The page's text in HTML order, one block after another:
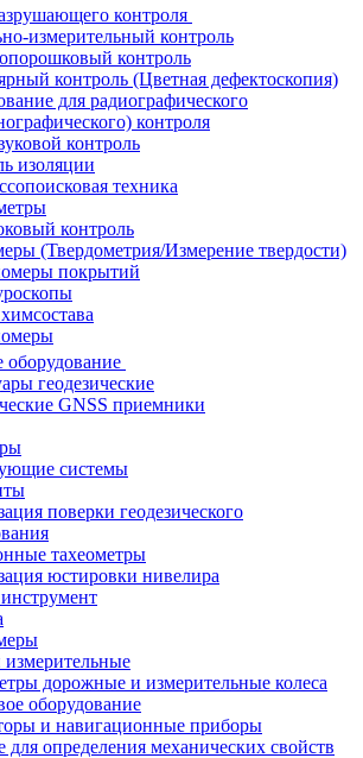
контроля
измерительный контроль
контроль
контроль (Цветная дефектоскопия)
для радиографического
контроля
контроль
изоляции
техника
контроль
(Твердометрия/Измерение твердости)
покрытий
оборудование
геодезические
GNSS приемники
системы
поверки геодезического
тахеометры
юстировки нивелира
измерительные
дорожные и измерительные колеса
оборудование
и навигационные приборы
для определения механических свойств